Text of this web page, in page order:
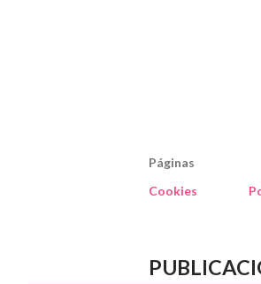
Páginas
Cookies